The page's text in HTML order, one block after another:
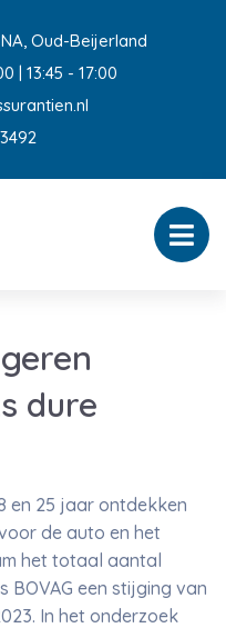
Oud-Beijerland
| 13:45 - 17:00
dure
en 25 jaar ontdekken
de auto en het
het totaal aantal
BOVAG een stijging van
In het onderzoek